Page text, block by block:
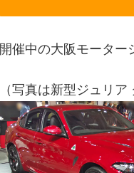
開催中の大阪モーター
（写真は新型ジュリア